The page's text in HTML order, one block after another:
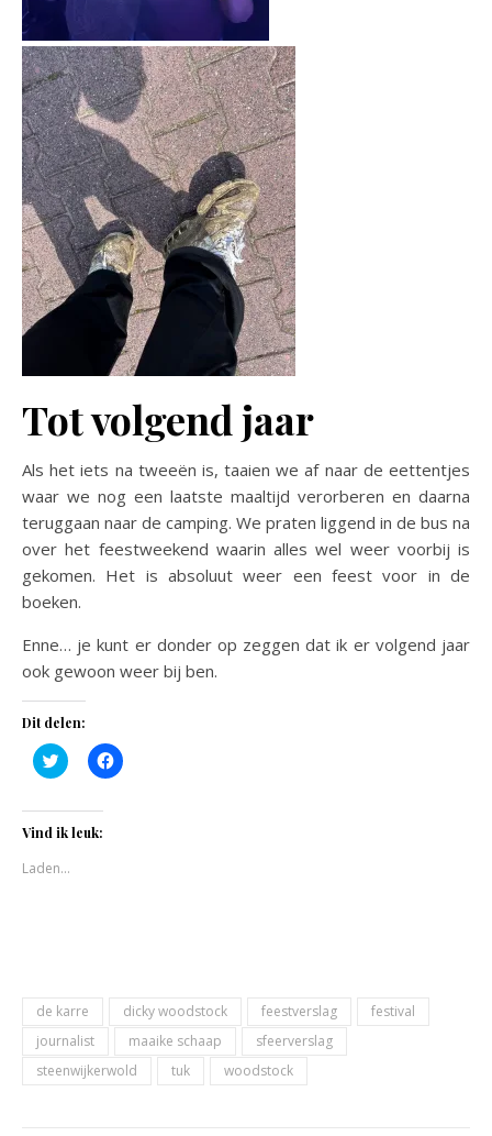
Tot volgend jaar
Als het iets na tweeën is, taaien we af naar de eettentjes
waar we nog een laatste maaltijd verorberen en daarna
teruggaan naar de camping. We praten liggend in de bus na
over het feestweekend waarin alles wel weer voorbij is
gekomen. Het is absoluut weer een feest voor in de
boeken.
Enne… je kunt er donder op zeggen dat ik er volgend jaar
ook gewoon weer bij ben.
Dit delen:
Klik
om
met
Twitter
(Wordt
een
Klik
om
Vind ik leuk:
Laden...
de karre dicky woodstock feestverslag
festival
journalist
maaike schaap
sfeerverslag
steenwijkerwold
tuk woodstock